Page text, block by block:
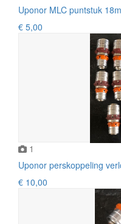
Uponor MLC puntstuk
€ 5,00
1
Uponor perskoppeling
€ 10,00